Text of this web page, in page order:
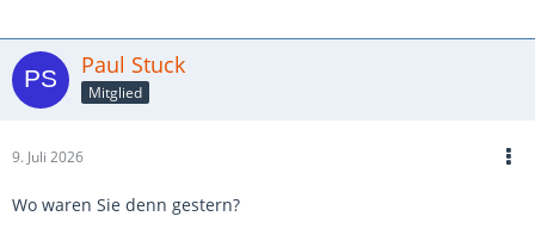
Paul Stuck
Mitglied
9. Juli 2026
Wo waren Sie denn gestern?